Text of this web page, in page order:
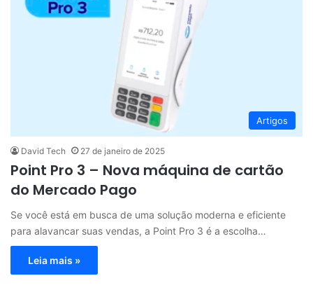
Artigos
David Tech 27 de janeiro de 2025
Point Pro 3 – Nova máquina de cartão
do Mercado Pago
Se você está em busca de uma solução moderna e eficiente
para alavancar suas vendas, a Point Pro 3 é a escolha…
Leia mais »